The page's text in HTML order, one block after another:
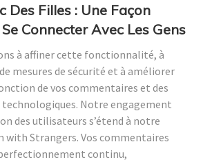
Des Filles : Une Façon
Connecter Avec Les Gens
à affiner cette fonctionnalité, à
mesures de sécurité et à améliorer
de vos commentaires et des
technologiques. Notre engagement
des utilisateurs s’étend à notre
Strangers. Vos commentaires
continu,